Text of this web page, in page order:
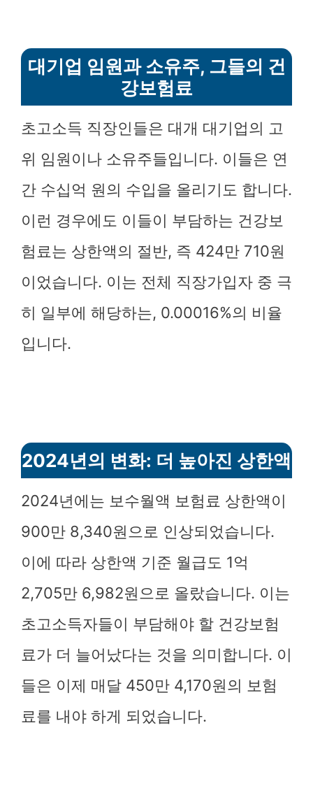
대기업 임원과 소유주, 그들의 건
강보험료
초고소득 직장인들은 대개 대기업의 고
위 임원이나 소유주들입니다. 이들은 연
간 수십억 원의 수입을 올리기도 합니다.
이런 경우에도 이들이 부담하는 건강보
험료는 상한액의 절반, 즉 424만 710원
이었습니다. 이는 전체 직장가입자 중 극
히 일부에 해당하는, 0.00016%의 비율
입니다.
2024년의 변화: 더 높아진 상한액
2024년에는 보수월액 보험료 상한액이
900만 8,340원으로 인상되었습니다.
이에 따라 상한액 기준 월급도 1억
2,705만 6,982원으로 올랐습니다. 이는
초고소득자들이 부담해야 할 건강보험
료가 더 늘어났다는 것을 의미합니다. 이
들은 이제 매달 450만 4,170원의 보험
료를 내야 하게 되었습니다.